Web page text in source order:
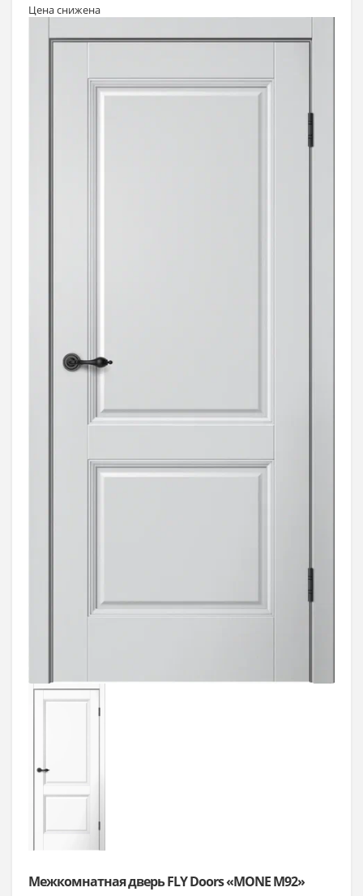
Цена снижена
Межкомнатная дверь FLY Doors «MONE M92»